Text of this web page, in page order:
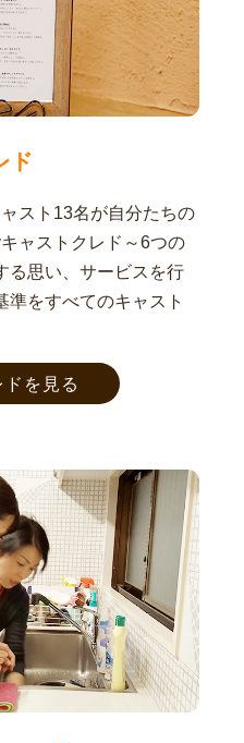
ド
スト13名が自分たちの
ャストクレド～6つの
る思い、サービスを行
準をすべてのキャスト
ドを見る